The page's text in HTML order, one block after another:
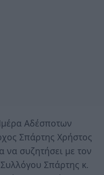
Αδέσποτων
Σπάρτης Χρήστος
να συζητήσει με τον
Σπάρτης κ.